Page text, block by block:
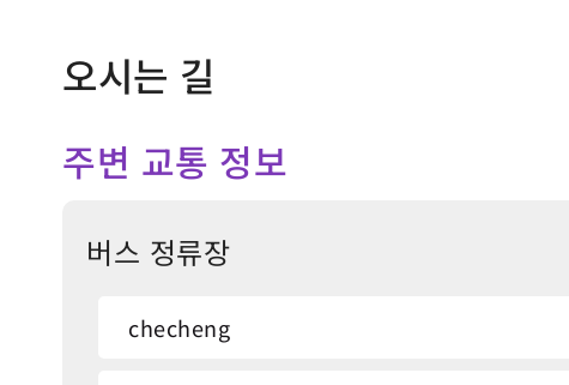
오시는 길
주변 교통 정보
버스 정류장
checheng